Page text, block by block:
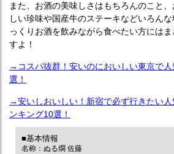
また、お酒の美味しさはもちろんのこと
しい珍味や国産牛のステーキなどいろん
っくりお酒を飲みながら食べたい方には
すよ！
→コスパ抜群！安いのにおいしい東京で
選！
→安いしおいしい！新宿で必ず行きたい人
ンキング10選！
■基本情報
名称：ぬる燗 佐藤